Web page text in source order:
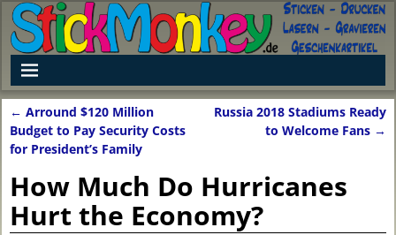
Artikelnavigation
← Arround $120 Million
Budget to Pay Security Costs
for President’s Family
Russia 2018 Stadiums Ready
to Welcome Fans →
How Much Do Hurricanes
Hurt the Economy?